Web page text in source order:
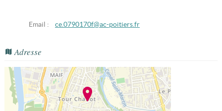
Email : ce.0790170f@ac-poitiers.fr
Adresse